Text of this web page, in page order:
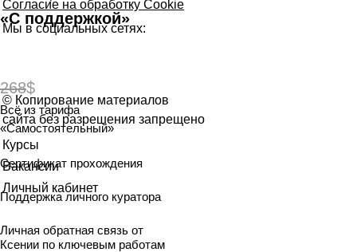
«С поддержкой»
268$
Всё из тарифа
«Самостоятельный»
Сертификат прохождения
Поддержка личного куратора
Личная обратная связь от
Ксении по ключевым работам
Согласие на обработку Сookie
Мы в социальных сетях:
© Копирование материалов
сайта без разрешения запрещено
Курсы
Вакансии
Личный кабинет